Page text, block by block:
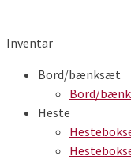
Inventar
Bord/bænksæt
Bord/
Heste